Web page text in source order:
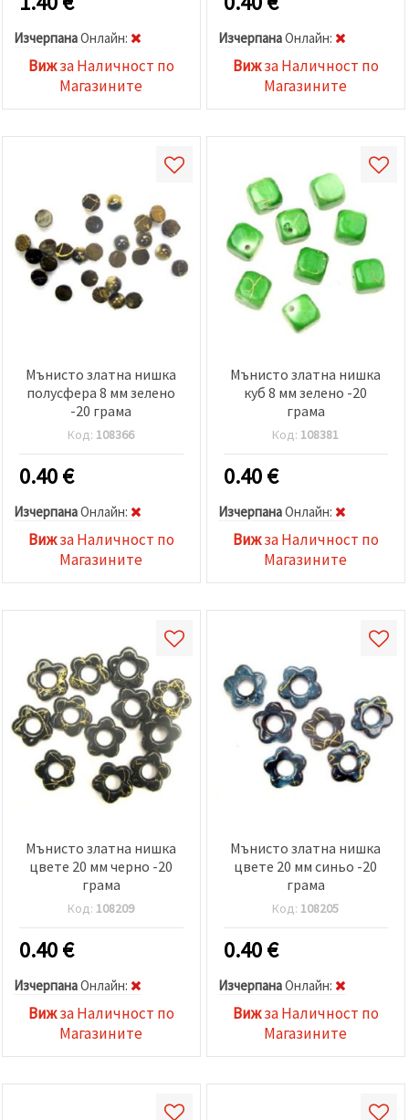
ИзчерпанаOнлайн:
Вижза Наличност по
Магазините
ИзчерпанаOнлайн:
Вижза Наличност по
Магазините
Мънисто златна нишка
полусфера 8 мм зелено
-20 грама
Код: 108366
0.40€
ИзчерпанаOнлайн:
Вижза Наличност по
Магазините
Мънисто златна нишка
куб 8 мм зелено -20
грама
Код: 108381
0.40€
ИзчерпанаOнлайн:
Вижза Наличност по
Магазините
Мънисто златна нишка
цвете 20 мм черно -20
грама
Код: 108209
0.40€
ИзчерпанаOнлайн:
Вижза Наличност по
Магазините
Мънисто златна нишка
цвете 20 мм синьо -20
грама
Код: 108205
0.40€
ИзчерпанаOнлайн:
Вижза Наличност по
Магазините